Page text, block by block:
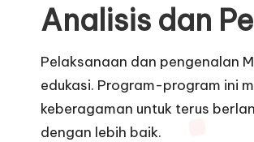
Analisis dan
Pelaksanaan dan pengenalan
edukasi. Program-program ini
keberagaman untuk terus
dengan lebih baik.